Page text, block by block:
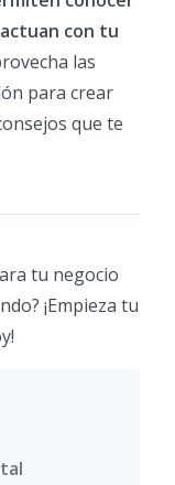
con tu
las
para crear
que te
tu negocio
¡Empieza tu